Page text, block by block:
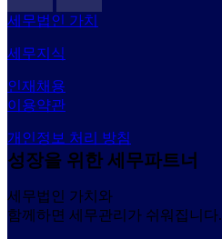
세무법인 가치
세무지식
인재채용
이용약관
개인정보 처리 방침
성장을 위한 세무파트너
세무법인 가치와
함께하면 세무관리가 쉬워집니다.